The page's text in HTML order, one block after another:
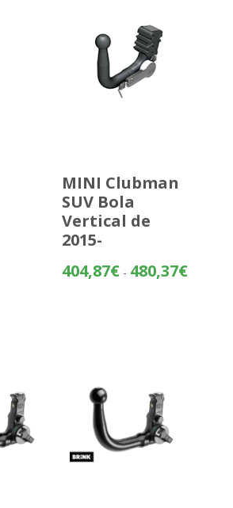
MINI Clubman
SUV Bola
Vertical de
2015-
404,87€ - 480,37€Rango